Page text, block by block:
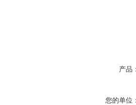
产品
您的单位